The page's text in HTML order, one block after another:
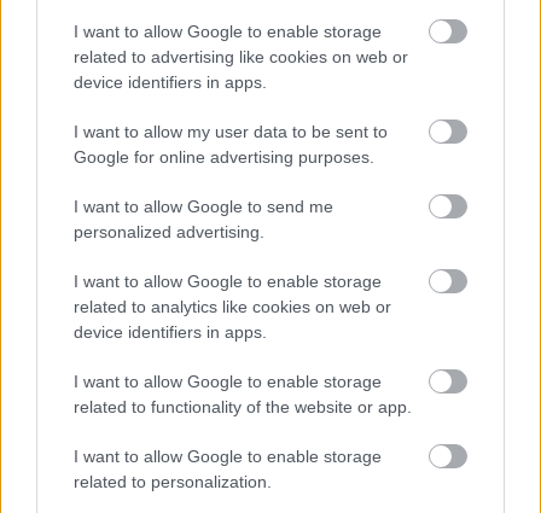
I want to allow Google to enable storage
related to advertising like cookies on web or
device identifiers in apps.
I want to allow my user data to be sent to
Google for online advertising purposes.
I want to allow Google to send me
personalized advertising.
I want to allow Google to enable storage
related to analytics like cookies on web or
device identifiers in apps.
I want to allow Google to enable storage
related to functionality of the website or app.
I want to allow Google to enable storage
related to personalization.
ΣΗΜΕΡΑ ΣΤΟ IATRONET.GR